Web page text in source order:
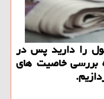
را دارید پس در
بررسی خاصیت های